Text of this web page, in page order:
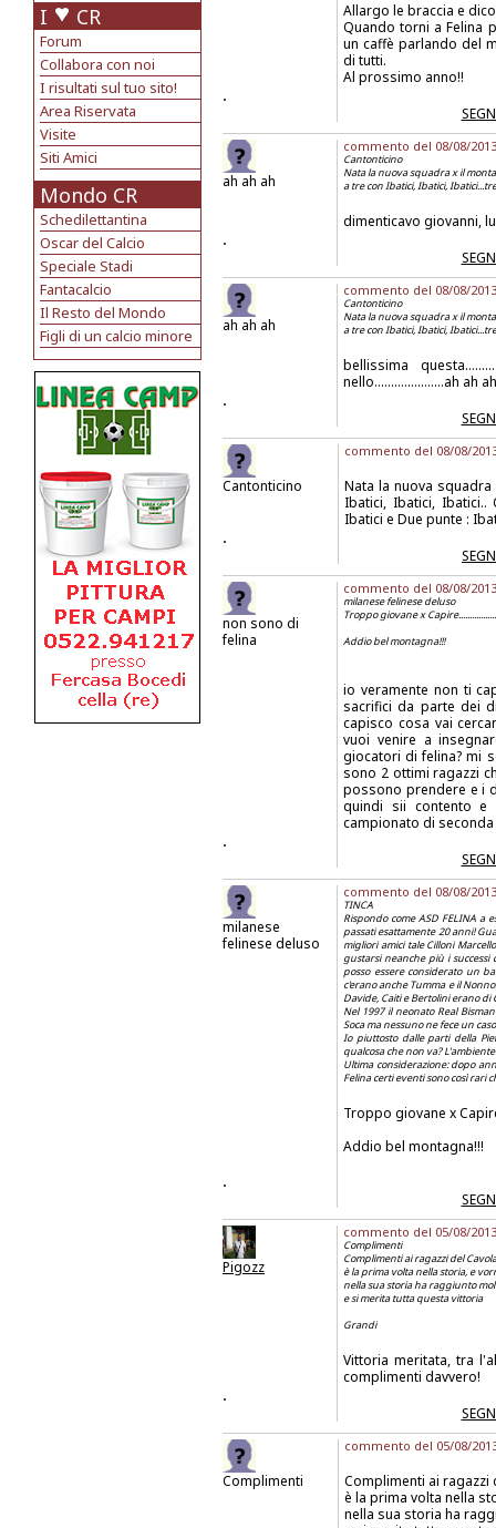
I CR
Forum
Collabora con noi
I risultati sul tuo sito!
Area Riservata
Visite
Siti Amici
Mondo CR
Schedilettantina
Oscar del Calcio
Speciale Stadi
Fantacalcio
Il Resto del Mondo
Figli di un calcio minore
Allargo le braccia e
Quando torni a Felina
un caffè parlando del
di tutti.
Al prossimo anno!!
.
ah ah ah
commento del 08/08/
Cantonticino
Nata la nuova squadra x il
a tre con Ibatici, Ibatici,
dimenticavo giovanni,
.
ah ah ah
commento del 08/08/
Cantonticino
Nata la nuova squadra x il
a tre con Ibatici, Ibatici,
bellissima
nello.....................ah ah ah
.
Cantonticino
commento del 08/08/
Nata la nuova
Ibatici, Ibatici, Ibatici..
Ibatici e Due punte :
.
non sono di
felina
commento del 08/08/
milanese felinese deluso
Troppo giovane x
Addio bel montagna!!!
io veramente non ti
sacrifici da parte dei
capisco cosa vai
vuoi venire a
giocatori di felina? mi
sono 2 ottimi ragazzi
possono prendere e i
quindi sii contento
campionato di
.
milanese
felinese deluso
commento del 08/08/
TINCA
Rispondo come ASD FELINA
passati esattamente 20 anni!
migliori amici tale Cilloni
gustarsi neanche più i
posso essere considerato un
c'erano anche Tumma e il
Davide, Caiti e Bertolini erano di
Nel 1997 il neonato Real
Soca ma nessuno ne fece un
Io piuttosto dalle parti della
qualcosa che non va?
Ultima considerazione: dopo
Felina certi eventi sono così rari
Troppo giovane x
Addio bel montagna!!!
.
Pigozz
commento del 05/08/
Complimenti
Complimenti ai ragazzi del
è la prima volta nella storia, e
nella sua storia ha raggiunto
e si merita tutta questa vittoria
Grandi
Vittoria meritata, tra
complimenti davvero!
.
Complimenti
commento del 05/08/
Complimenti ai ragazzi
è la prima volta nella
nella sua storia ha